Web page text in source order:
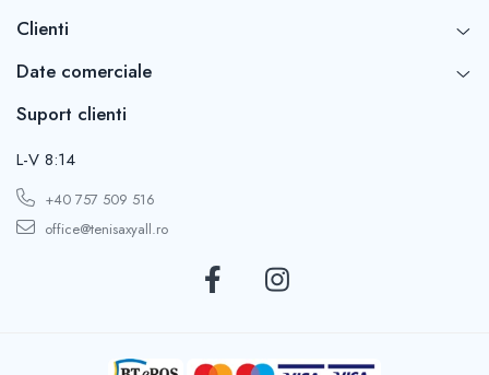
Clienti
Date comerciale
Suport clienti
L-V 8:14
+40 757 509 516
office@tenisaxyall.ro